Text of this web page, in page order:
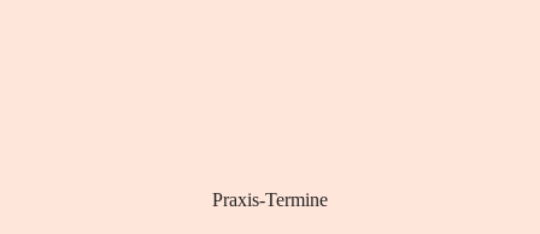
Praxis-Termine